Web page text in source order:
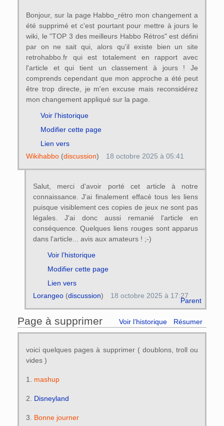
Bonjour, sur la page Habbo_rétro mon changement a
été supprimé et c'est pourtant pour mettre à jours le
wiki, le "TOP 3 des meilleurs Habbo Rétros" est défini
par on ne sait qui, alors qu'il existe bien un site
retrohabbo.fr qui est totalement en rapport avec
l'article et qui tient un classement à jours ! Je
comprends cependant que mon approche a été peut
être trop directe, je m'en excuse mais reconsidérez
mon changement appliqué sur la page.
Voir l’historique
Modifier cette page
Lien vers
Wikihabbo(discussion) 18 octobre 2025 à 05:41
Salut, merci d'avoir porté cet article à notre
connaissance. J'ai finalement effacé tous les liens
puisque visiblement ces copies de jeux ne sont pas
légales. J'ai donc aussi remanié l'article en
conséquence. Quelques liens rouges sont apparus
dans l'article... avis aux amateurs ! ;-)
Parent
Voir l’historique
Modifier cette page
Lien vers
Lorangeo(discussion) 18 octobre 2025 à 17:27
Page à supprimer Voir l’historique Résumer
voici quelques pages à supprimer ( doublons, troll ou
vides )
1. mashup
2. Disneyland
3. Bonne journer